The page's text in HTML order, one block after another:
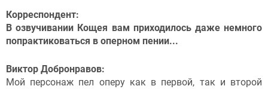
Корреспондент:
В озвучивании Кощея вам приходилось даже немного
попрактиковаться в оперном пении...
Виктор Добронравов:
Мой персонаж пел оперу как в первой, так и второй